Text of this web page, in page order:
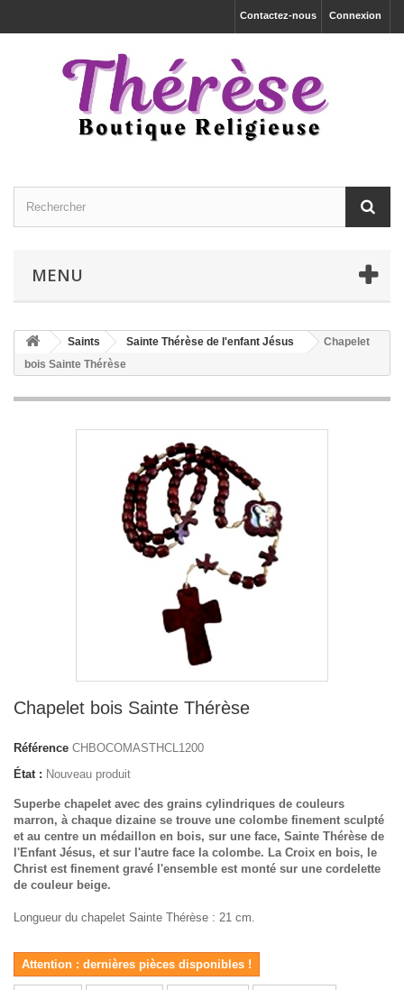
Connexion
Contactez-nous
MENU
Saints Sainte Thérèse de l'enfant Jésus
Chapelet
bois Sainte Thérèse
Chapelet bois Sainte Thérèse
Référence CHBOCOMASTHCL1200
État : Nouveau produit
Superbe chapelet avec des grains cylindriques de couleurs
marron, à chaque dizaine se trouve une colombe finement sculpté
et au centre un médaillon en bois, sur une face, Sainte Thérèse de
l'Enfant Jésus, et sur l'autre face la colombe. La Croix en bois, le
Christ est finement gravé l'ensemble est monté sur une cordelette
de couleur beige.
Longueur du chapelet Sainte Thérèse : 21 cm.
Attention : dernières pièces disponibles !